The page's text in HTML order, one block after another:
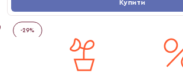
Купити
-29%